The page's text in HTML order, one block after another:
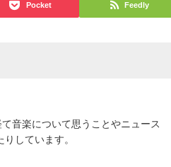
Pocket Feedly
音楽について思うことやニュース
しています。